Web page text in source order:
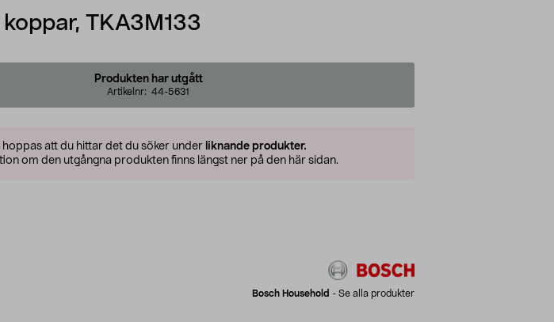
TKA3M133
Produkten har utgått
Artikelnr: 44-5631
hoppas att du hittar det du söker under liknande produkter.
om den utgångna produkten finns längst ner på den här sidan.
Bosch Household - Se alla produkter